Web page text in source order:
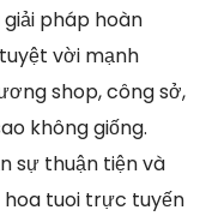
pháp hoàn
vời mạnh
shop, công sở,
không giống.
sự thuận tiện và
tuoi trực tuyến